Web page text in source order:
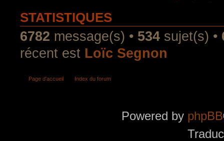
STATISTIQUES
6782 message(s) • 534 sujet(s) •
récent est Loïc Segnon
Page d'accueil Index du forum
Powered by phpBB